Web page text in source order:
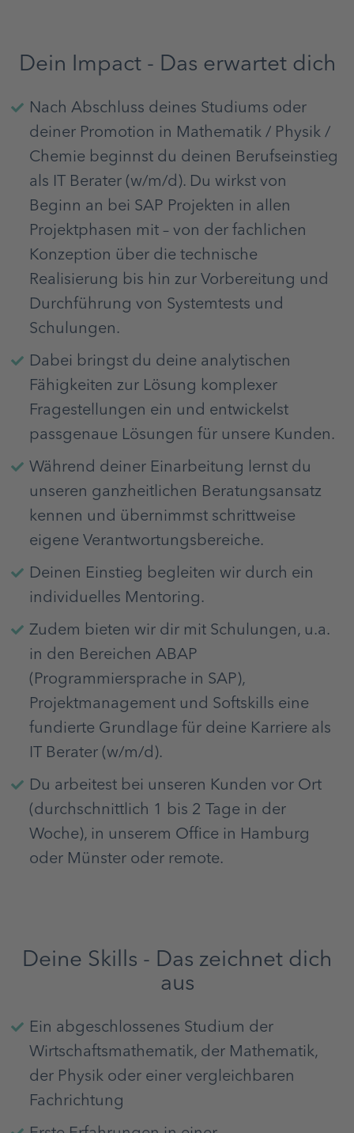
Dein Impact - Das erwartet dich
Nach Abschluss deines Studiums oder
deiner Promotion in Mathematik / Physik /
Chemie beginnst du deinen Berufseinstieg
als IT Berater (w/m/d). Du wirkst von
Beginn an bei SAP Projekten in allen
Projektphasen mit – von der fachlichen
Konzeption über die technische
Realisierung bis hin zur Vorbereitung und
Durchführung von Systemtests und
Schulungen.
Dabei bringst du deine analytischen
Fähigkeiten zur Lösung komplexer
Fragestellungen ein und entwickelst
passgenaue Lösungen für unsere Kunden.
Während deiner Einarbeitung lernst du
unseren ganzheitlichen Beratungsansatz
kennen und übernimmst schrittweise
eigene Verantwortungsbereiche.
Deinen Einstieg begleiten wir durch ein
individuelles Mentoring.
Zudem bieten wir dir mit Schulungen, u.a.
in den Bereichen ABAP
(Programmiersprache in SAP),
Projektmanagement und Softskills eine
fundierte Grundlage für deine Karriere als
IT Berater (w/m/d).
Du arbeitest bei unseren Kunden vor Ort
(durchschnittlich 1 bis 2 Tage in der
Woche), in unserem Office in Hamburg
oder Münster oder remote.
Deine Skills - Das zeichnet dich
aus
Ein abgeschlossenes Studium der
Wirtschaftsmathematik, der Mathematik,
der Physik oder einer vergleichbaren
Fachrichtung